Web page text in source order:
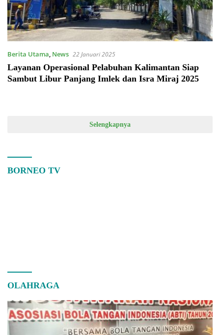
Berita Utama, News 22 Januari 2025
Layanan Operasional Pelabuhan Kalimantan Siap
Sambut Libur Panjang Imlek dan Isra Miraj 2025
Selengkapnya
BORNEO TV
OLAHRAGA